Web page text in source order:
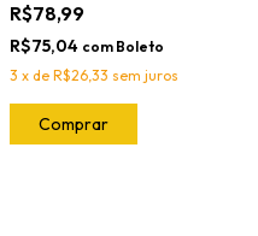
R$78,99
R$75,04 com Boleto
3 x de R$26,33 sem juros